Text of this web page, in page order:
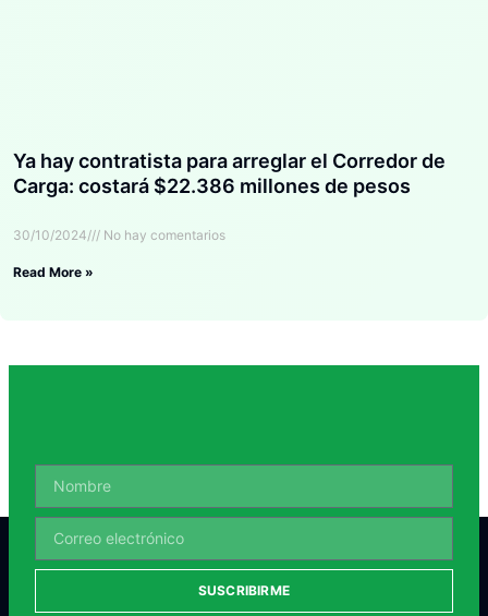
Ya hay contratista para arreglar el Corredor de
Carga: costará $22.386 millones de pesos
30/10/2024 No hay comentarios
Read More »
SUSCRIBIRME